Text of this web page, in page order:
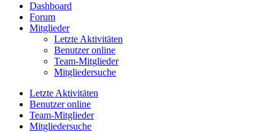
Dashboard
Forum
Mitglieder
Letzte Aktivitäten
Benutzer online
Team-Mitglieder
Mitgliedersuche
Letzte Aktivitäten
Benutzer online
Team-Mitglieder
Mitgliedersuche